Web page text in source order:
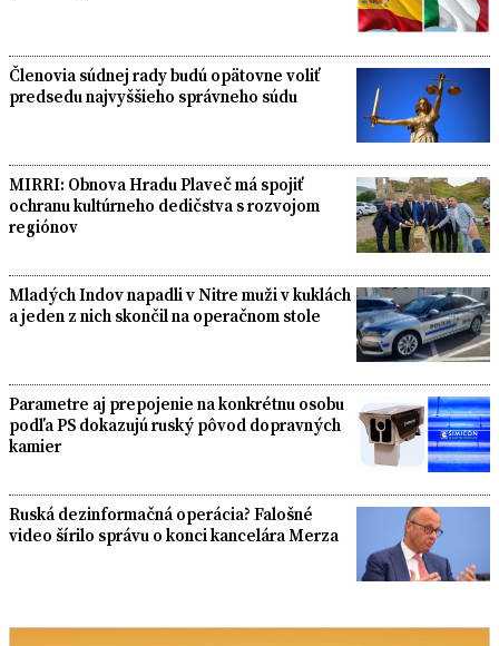
Členovia súdnej rady budú opätovne voliť
predsedu najvyššieho správneho súdu
MIRRI: Obnova Hradu Plaveč má spojiť
ochranu kultúrneho dedičstva s rozvojom
regiónov
Mladých Indov napadli v Nitre muži v kuklách
a jeden z nich skončil na operačnom stole
Parametre aj prepojenie na konkrétnu osobu
podľa PS dokazujú ruský pôvod dopravných
kamier
Ruská dezinformačná operácia? Falošné
video šírilo správu o konci kancelára Merza